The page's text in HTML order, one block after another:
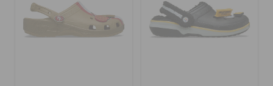
حالة الطلبية